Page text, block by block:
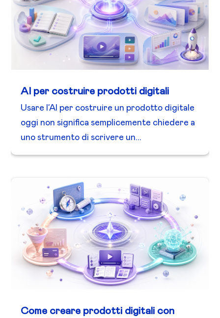
AI per costruire prodotti digitali
Usare l’AI per costruire un prodotto digitale
oggi non significa semplicemente chiedere a
uno strumento di scrivere un...
Come creare prodotti digitali con